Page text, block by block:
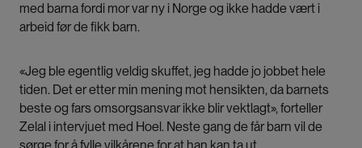
med barna fordi mor var ny i Norge og ikke hadde vært i
arbeid før de fikk barn.
«Jeg ble egentlig veldig skuffet, jeg hadde jo jobbet hele
tiden. Det er etter min mening mot hensikten, da barnets
beste og fars omsorgsansvar ikke blir vektlagt», forteller
Zelal i intervjuet med Hoel. Neste gang de får barn vil de